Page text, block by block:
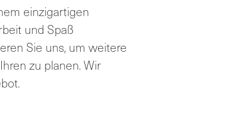
einzigartigen
und Spaß
Sie uns, um weitere
zu planen. Wir